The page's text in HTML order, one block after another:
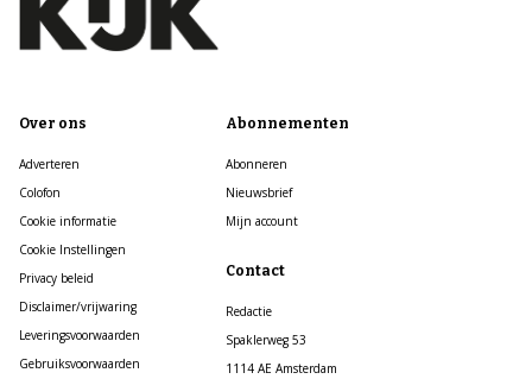
Over ons
Adverteren
Colofon
Cookie informatie
Cookie Instellingen
Privacy beleid
Disclaimer/vrijwaring
Leveringsvoorwaarden
Gebruiksvoorwaarden
Abonnementen
Abonneren
Nieuwsbrief
Mijn account
Contact
Redactie
Spaklerweg 53
1114 AE Amsterdam